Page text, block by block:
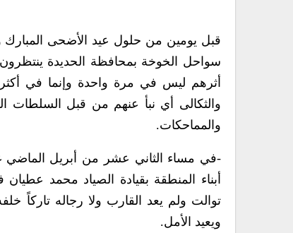
قبل يومين من حلول عيد الأضحى المبارك
سواحل الخوخة بمحافظة الحديدة
أثرهم ليس في مرة واحدة وإنما في
والثكالى أي نبأ عنهم من قبل السلطات
والمماحكات.
-في مساء الثاني عشر من أبريل
أبناء المنطقة بقيادة الصياد محمد
توالت ولم يعد القارب ولا رجاله تاركاً
ويعيد الأمل.